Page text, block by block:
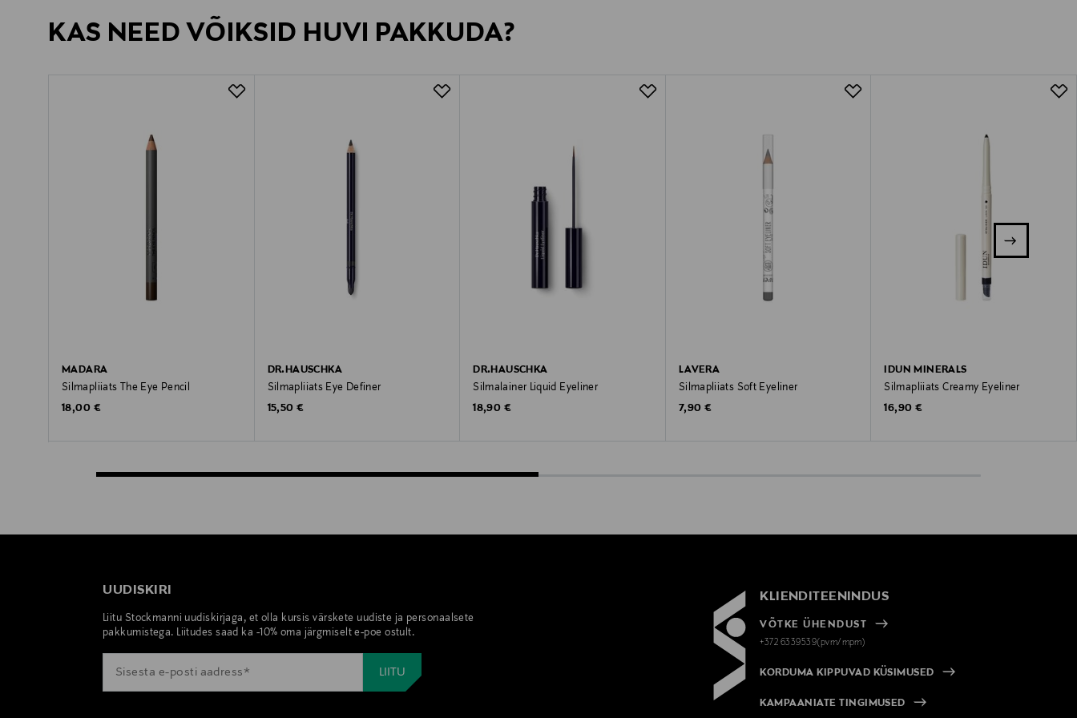
KAS NEED VÕIKSID HUVI PAKKUDA?
MADARA
Silmapliiats The Eye Pencil
Original Price
18,00 €
DR.HAUSCHKA
Silmapliiats Eye Definer
Original Price
15,50 €
DR.HAUSCHKA
Silmalainer Liquid Eyeliner
Original Price
18,90 €
LAVERA
Silmapliiats Soft Eyeliner
Original Price
7,90 €
IDUN MINERALS
Silmapliiats Creamy Eyeliner
Original Price
16,90 €
UUDISKIRI
Liitu Stockmanni uudiskirjaga, et olla kursis värskete uudiste ja personaalsete
pakkumistega. Liitudes saad ka -10% oma järgmiselt e-poe ostult.
KLIENDITEENINDUS
VÕTKE ÜHENDUST
+372 6339539(pvm/mpm)
KORDUMA KIPPUVAD KÜSIMUSED
KAMPAANIATE TINGIMUSED